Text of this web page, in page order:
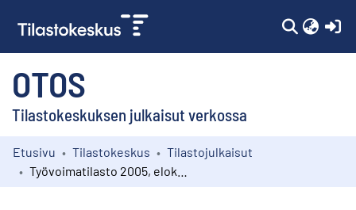
OTOS
Tilastokeskuksen julkaisut verkossa
Kokoelmat
Etusivu Tilastokeskus
Tilastojulkaisut